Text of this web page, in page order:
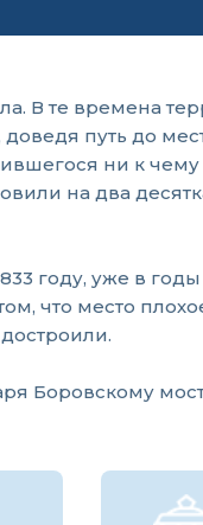
В те времена
путь до
ни к
на два
году, уже в
что место
Боровскому